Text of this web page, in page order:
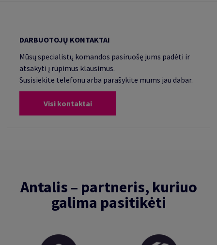
DARBUOTOJŲ KONTAKTAI
Mūsų specialistų komandos pasiruošę jums padėti ir
atsakyti į rūpimus klausimus.
Susisiekite telefonu arba parašykite mums jau dabar.
Visi kontaktai
Antalis – partneris, kuriuo
galima pasitikėti